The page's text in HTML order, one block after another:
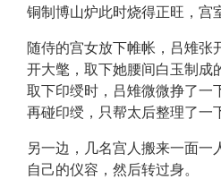
铜制博山炉此时烧得正旺，宫
随侍的宫女放下帷帐，吕雉张
开大氅，取下她腰间白玉制成
取下印绶时，吕雉微微挣了一
再碰印绶，只帮太后整理了一
另一边，几名宫人搬来一面一
自己的仪容，然后转过身。